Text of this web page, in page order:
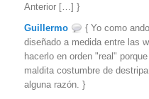
Anterior […] }
Guillermo
{ Yo como
diseñado a medida entre las
hacerlo en orden "real"
maldita costumbre de
alguna razón. }